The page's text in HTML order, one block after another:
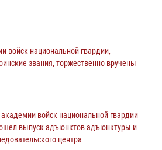
национальной гвардии принял
тактика, профессионализм
войск национальной гвардии,
звания, торжественно вручены
войск национальной гвардии
выпуск адъюнктов адъюнктуры и
центра